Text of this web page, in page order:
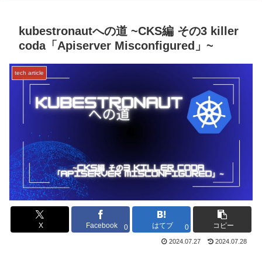
kubestronautへの道 ~CKS編 その3 killer
coda「Apiserver Misconfigured」~
tech article
X Facebook 0 はてブ 0 コピー
2024.07.27 2024.07.28